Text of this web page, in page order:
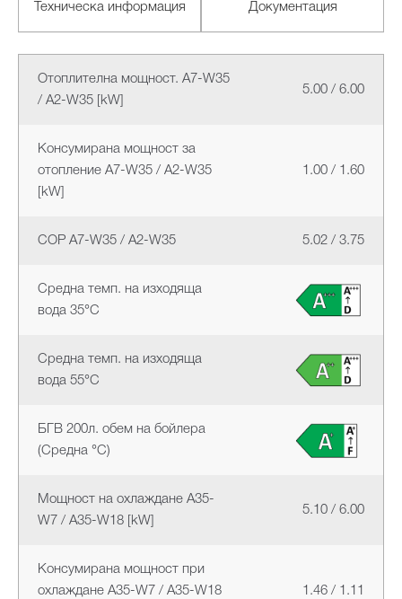
Техническа информация Документация
Отоплителна мощност. A7-W35
/ A2-W35 [kW]
5.00 / 6.00
Консумирана мощност за
отопление A7-W35 / A2-W35
[kW]
1.00 / 1.60
COP A7-W35 / A2-W35 5.02 / 3.75
Средна темп. на изходяща
вода 35°C
Средна темп. на изходяща
вода 55°C
БГВ 200л. обем на бойлера
(Средна °C)
Мощност на охлаждане A35-
W7 / A35-W18 [kW]
5.10 / 6.00
Консумирана мощност при
охлаждане A35-W7 / A35-W18
1.46 / 1.11